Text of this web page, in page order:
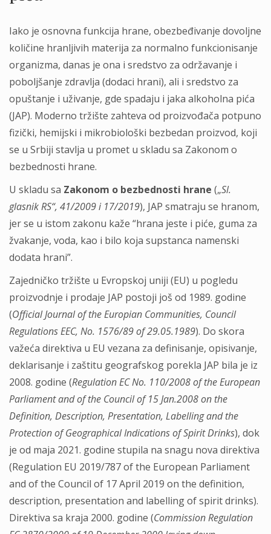
Iako je osnovna funkcija hrane, obezbeđivanje dovoljne
količine hranljivih materija za normalno funkcionisanje
organizma, danas je ona i sredstvo za održavanje i
poboljšanje zdravlja (dodaci hrani), ali i sredstvo za
opuštanje i uživanje, gde spadaju i jaka alkoholna pića
(JAP). Moderno tržište zahteva od proizvođača potpuno
fizički, hemijski i mikrobiološki bezbedan proizvod, koji
se u Srbiji stavlja u promet u skladu sa Zakonom o
bezbednosti hrane.
U skladu sa Zakonom o bezbednosti hrane („Sl.
glasnik RS“, 41/2009 i 17/2019), JAP smatraju se hranom,
jer se u istom zakonu kaže “hrana jeste i piće, guma za
žvakanje, voda, kao i bilo koja supstanca namenski
dodata hrani”.
Zajedničko tržište u Evropskoj uniji (EU) u pogledu
proizvodnje i prodaje JAP postoji još od 1989. godine
(Official Journal of the Europian Communities, Council
Regulations EEC, No. 1576/89 of 29.05.1989). Do skora
važeća direktiva u EU vezana za definisanje, opisivanje,
deklarisanje i zaštitu geografskog porekla JAP bila je iz
2008. godine (Regulation EC No. 110/2008 of the European
Parliament and of the Council of 15 Jan.2008 on the
Definition, Description, Presentation, Labelling and the
Protection of Geographical Indications of Spirit Drinks), dok
je od maja 2021. godine stupila na snagu nova direktiva
(Regulation EU 2019/787 of the European Parliament
and of the Council of 17 April 2019 on the definition,
description, presentation and labelling of spirit drinks).
Direktiva sa kraja 2000. godine (Commission Regulation